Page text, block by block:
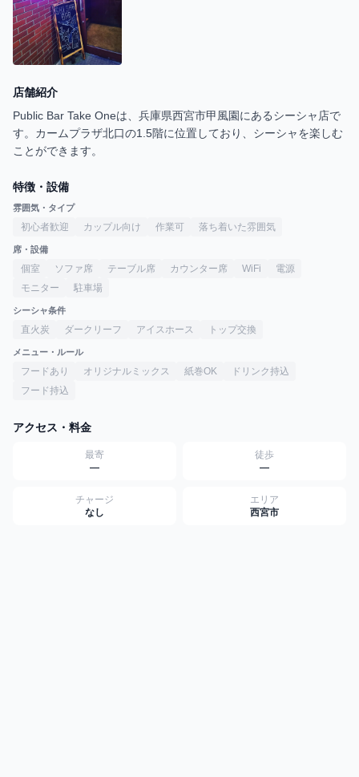
店舗紹介
Public Bar Take Oneは、兵庫県西宮市甲風園にあるシーシャ店で
す。カームプラザ北口の1.5階に位置しており、シーシャを楽しむ
ことができます。
特徴・設備
雰囲気・タイプ
初心者歓迎 カップル向け 作業可 落ち着いた雰囲気
席・設備
個室 ソファ席 テーブル席 カウンター席 WiFi
電源
モニター
駐車場
シーシャ条件
直火炭 ダークリーフ アイスホース トップ交換
メニュー・ルール
フードあり オリジナルミックス 紙巻OK
ドリンク持込
フード持込
アクセス・料金
最寄
—
徒歩
—
チャージ
なし
エリア
西宮市